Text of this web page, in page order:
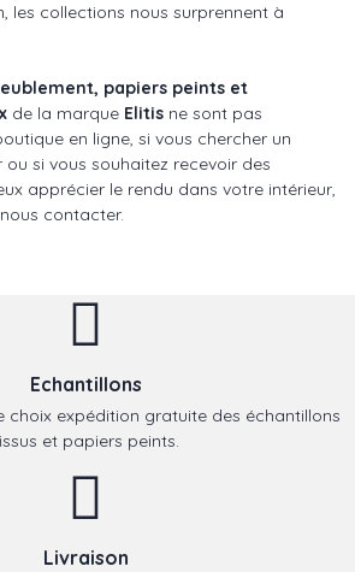
les collections nous surprennent à
papiers peints et
de la marque Elitis ne sont pas
en ligne, si vous chercher un
si vous souhaitez recevoir des
apprécier le rendu dans votre intérieur,
contacter.
Echantillons
choix expédition gratuite des échantillons
et papiers peints.
Livraison